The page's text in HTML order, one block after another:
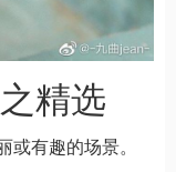
精选
或有趣的场景。